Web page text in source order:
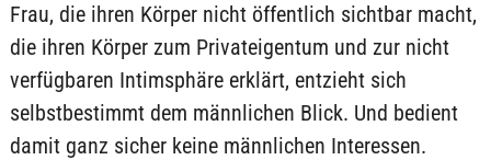
Frau, die ihren Körper nicht öffentlich sichtbar macht,
die ihren Körper zum Privateigentum und zur nicht
verfügbaren Intimsphäre erklärt, entzieht sich
selbstbestimmt dem männlichen Blick. Und bedient
damit ganz sicher keine männlichen Interessen.